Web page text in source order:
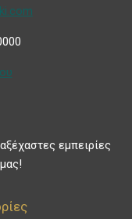
εμπειρίες